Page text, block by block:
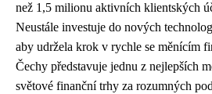
než 1,5 milionu aktivních klientských
Neustále investuje do nových
aby udržela krok v rychle se měnícím
Čechy představuje jednu z nejlepších
světové finanční trhy za rozumných